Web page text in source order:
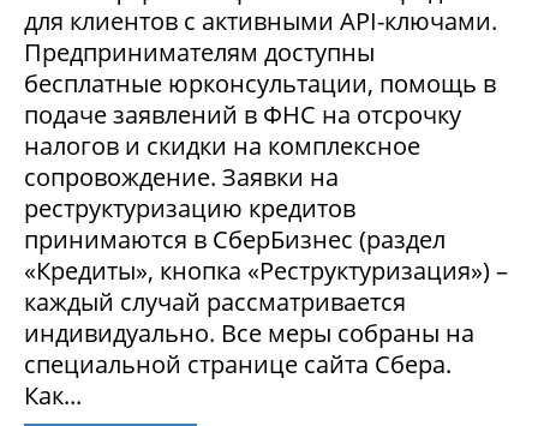
для клиентов с активными API-ключами.
Предпринимателям доступны
бесплатные юрконсультации, помощь в
подаче заявлений в ФНС на отсрочку
налогов и скидки на комплексное
сопровождение. Заявки на
реструктуризацию кредитов
принимаются в СберБизнес (раздел
«Кредиты», кнопка «Реструктуризация») –
каждый случай рассматривается
индивидуально. Все меры собраны на
специальной странице сайта Сбера.
Как...